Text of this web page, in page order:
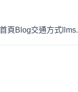
首頁 Blog交通方式